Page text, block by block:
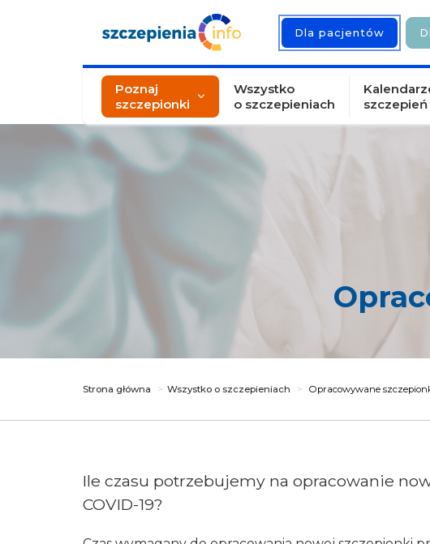
Dla pacjentów
Poznaj
szczepionki
Wszystko
o szczepieniach
szczepień
Strona główna Wszystko o szczepieniach Opracowywane
Ile czasu potrzebujemy na opracowanie
COVID-19?